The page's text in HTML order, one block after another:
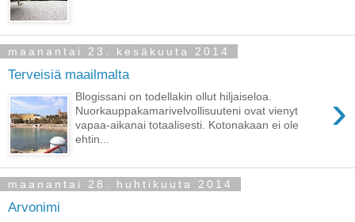
maanantai 23. kesäkuuta 2014
Terveisiä maailmalta
›
Blogissani on todellakin ollut hiljaiseloa.
Nuorkauppakamarivelvollisuuteni ovat vienyt
vapaa-aikanai totaalisesti. Kotonakaan ei ole
ehtin...
maanantai 28. huhtikuuta 2014
Arvonimi